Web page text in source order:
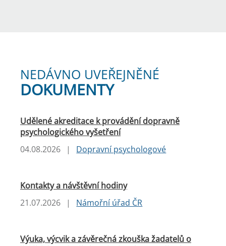
NEDÁVNO UVEŘEJNĚNÉ
DOKUMENTY
Udělené akreditace k provádění dopravně
psychologického vyšetření
04.08.2026
| Dopravní psychologové
Kontakty a návštěvní hodiny
21.07.2026
| Námořní úřad ČR
Výuka, výcvik a závěrečná zkouška žadatelů o